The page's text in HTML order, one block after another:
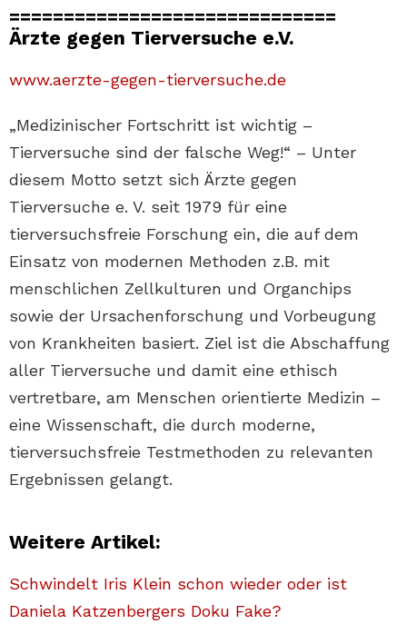
==============================
Ärzte gegen Tierversuche e.V.
www.aerzte-gegen-tierversuche.de
„Medizinischer Fortschritt ist wichtig –
Tierversuche sind der falsche Weg!“ – Unter
diesem Motto setzt sich Ärzte gegen
Tierversuche e. V. seit 1979 für eine
tierversuchsfreie Forschung ein, die auf dem
Einsatz von modernen Methoden z.B. mit
menschlichen Zellkulturen und Organchips
sowie der Ursachenforschung und Vorbeugung
von Krankheiten basiert. Ziel ist die Abschaffung
aller Tierversuche und damit eine ethisch
vertretbare, am Menschen orientierte Medizin –
eine Wissenschaft, die durch moderne,
tierversuchsfreie Testmethoden zu relevanten
Ergebnissen gelangt.
Weitere Artikel:
Schwindelt Iris Klein schon wieder oder ist
Daniela Katzenbergers Doku Fake?